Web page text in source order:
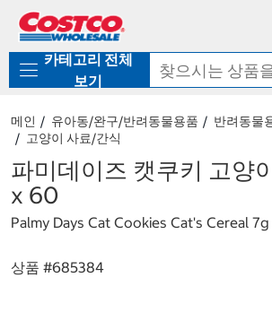
로
기
가
카테고리 전체
보기
메인 유아동/완구/반려동물용품
반려동물
고양이 사료/간식
파미데이즈 캣쿠키 고양
x 60
Palmy Days Cat Cookies Cat's Cereal
상품 #685384